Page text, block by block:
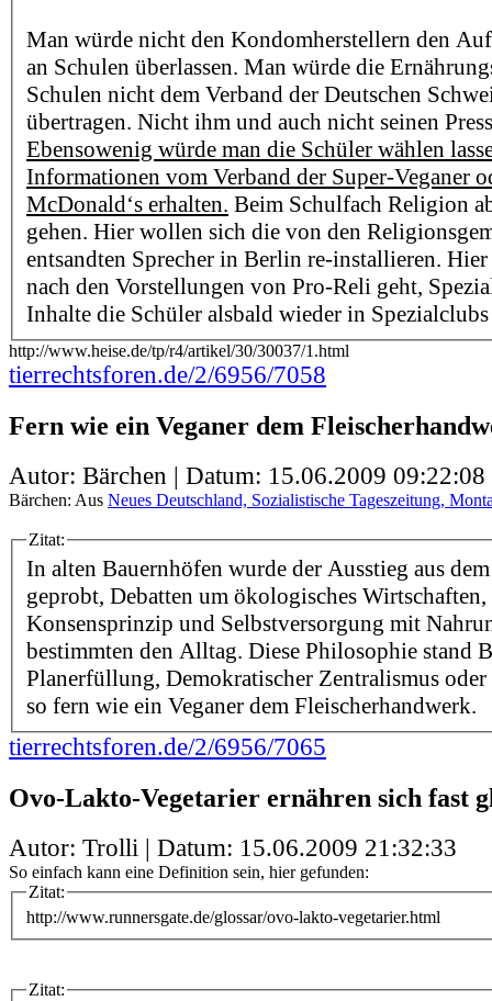
Man würde nicht den Kondomherstellern den
an Schulen überlassen. Man würde die
Schulen nicht dem Verband der Deutschen
übertragen. Nicht ihm und auch nicht seinen
Ebensowenig würde man die Schüler wählen
Informationen vom Verband der Super-Veganer
McDonald‘s erhalten. Beim Schulfach Religion
gehen. Hier wollen sich die von den
entsandten Sprecher in Berlin re-installieren.
nach den Vorstellungen von Pro-Reli geht,
Inhalte die Schüler alsbald wieder in
http://www.heise.de/tp/r4/artikel/30/30037/1.html
tierrechtsforen.de/2/6956/7058
Fern wie ein Veganer dem
Autor: Bärchen | Datum: 15.06.2009 09:22:08
Bärchen: Aus Neues Deutschland, Sozialistische Tageszeitung,
Zitat:
In alten Bauernhöfen wurde der Ausstieg aus
geprobt, Debatten um ökologisches
Konsensprinzip und Selbstversorgung mit
bestimmten den Alltag. Diese Philosophie stand
Planerfüllung, Demokratischer Zentralismus
so fern wie ein Veganer dem Fleischerhandwerk.
tierrechtsforen.de/2/6956/7065
Ovo-Lakto-Vegetarier ernähren sich fast
Autor: Trolli | Datum: 15.06.2009 21:32:33
So einfach kann eine Definition sein, hier gefunden:
Zitat:
http://www.runnersgate.de/glossar/ovo-lakto-vegetarier.html
Zitat: